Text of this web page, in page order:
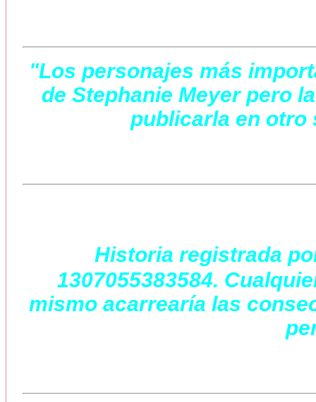
"Los personajes más
de Stephanie Meyer pero
publicarla en
Historia registrada
1307055383584.
mismo acarrearía las